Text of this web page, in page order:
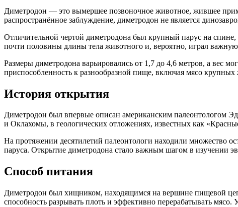
Диметродон — это вымершее позвоночное животное, жившее
распространённое заблуждение, диметродон не является
Отличительной чертой диметродона был крупный парус на
почти половины длины тела животного и, вероятно, играл
Размеры диметродона варьировались от 1,7 до 4,6 метров, а вес
приспособленность к разнообразной пище, включая мясо
История открытия
Диметродон был впервые описан американским палеонтологом
и Оклахомы, в геологических отложениях, известных как
На протяжении десятилетий палеонтологи находили множество
паруса. Открытие диметродона стало важным шагом в
Способ питания
Диметродон был хищником, находящимся на вершине пищевой
способность разрывать плоть и эффективно перерабатывать